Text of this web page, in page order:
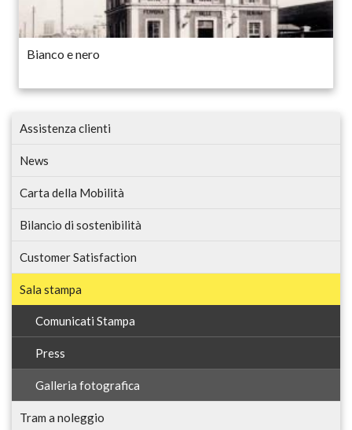
Bianco e nero
Assistenza clienti
News
Carta della Mobilità
Bilancio di sostenibilità
Customer Satisfaction
Sala stampa
Comunicati Stampa
Press
Galleria fotografica
Tram a noleggio